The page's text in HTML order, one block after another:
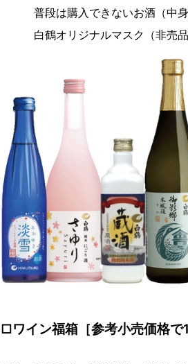
普段は購入できないお酒（中身
白鶴オリジナルマスク（非売品
□ワイン福箱［参考小売価格で